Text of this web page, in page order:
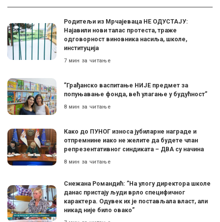
Родитељи из Мрчајеваца НЕ ОДУСТАЈУ:
Најавили нови талас протеста, траже
одговорност виновника насиља, школе,
институција
7 мин за читање
”Грађанско васпитање НИЈЕ предмет за
попуњавање фонда, већ улагање у будућност”
8 мин за читање
Како до ПУНОГ износа јубиларне награде и
отпремнине иако не желите да будете члан
репрезентативног синдиката – ДВА су начина
8 мин за читање
Снежана Романдић: ”На улогу директора школе
данас пристају људи врло специфичног
карактера. Одувек их је постављала власт, али
никад није било овако”